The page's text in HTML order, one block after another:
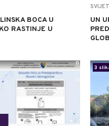
BOCA U
RASTINJE U
SVIJET
UN
0
3